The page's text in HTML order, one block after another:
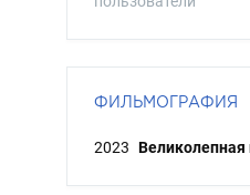
ФИЛЬМОГРАФИЯ
2023 Великолепная